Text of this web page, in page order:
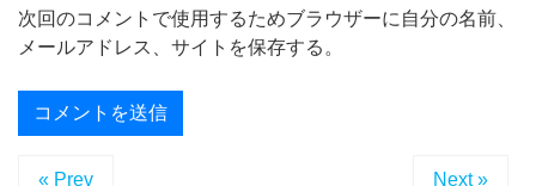
次回のコメントで使用するためブラウザーに自分の名前、
メールアドレス、サイトを保存する。
« Prev Next »